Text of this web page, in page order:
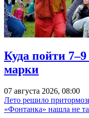
Куда пойти
марки
07 августа 2026, 08:00
Лето решило
«Фонтанка» нашла не